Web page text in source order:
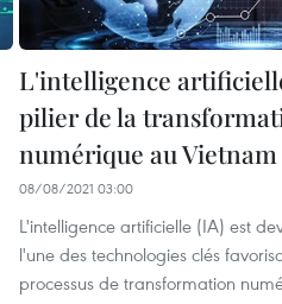
L'intelligence
pilier de la
numérique au Vietnam
08/08/2021 03:00
L'intelligence artificielle (IA) est
l'une des technologies clés
processus de transformation